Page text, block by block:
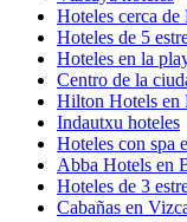
Hoteles cerca de
Hoteles de 5
Hoteles en la
Centro de la
Hilton Hotels en
Indautxu hoteles
Hoteles con spa
Abba Hotels en
Hoteles de 3
Cabañas en